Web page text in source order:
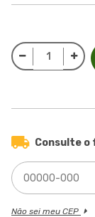
Consulte
Não sei meu CEP